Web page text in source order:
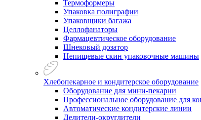
Термоформеры
Упаковка полиграфии
Упаковщики багажа
Целлофанаторы
Фармацевтическое оборудование
Шнековый дозатор
Непищевые скин упаковочные машины
Хлебопекарное и кондитерское оборудование
Оборудование для мини-пекарни
Профессиональное оборудование для
Автоматические кондитерские линии
Делители-округлители